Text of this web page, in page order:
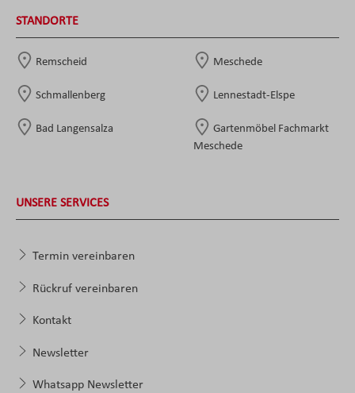
STANDORTE
Remscheid Meschede
Schmallenberg Lennestadt-Elspe
Bad Langensalza
Gartenmöbel Fachmarkt
Meschede
UNSERE SERVICES
Termin vereinbaren
Rückruf vereinbaren
Kontakt
Newsletter
Whatsapp Newsletter